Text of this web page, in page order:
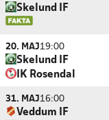
Skelund IF
20. MAJ19:00
Skelund IF
IK Rosendal
31. MAJ16:00
Veddum IF